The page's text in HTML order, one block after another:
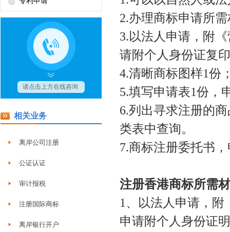
相关业务
离岸公司注册
公证认证
审计报税
注册国际商标
离岸银行开户
2.办理商标申请所
3.以法人申请，附
请附个人身份证复
4.清晰商标图样1份
5.填写申请表1份，
6.列出寻求注册的
类表中查询。
7.商标注册委托书
注册香港商标所需
1 、以法人申请，附
申请附个人身份证